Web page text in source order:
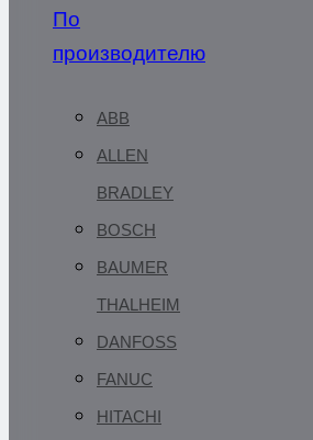
По
производителю
ABB
ALLEN
BRADLEY
BOSCH
BAUMER
THALHEIM
DANFOSS
FANUC
HITACHI